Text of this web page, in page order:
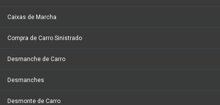
Caixas de Marcha
Compra de Carro Sinistrado
Desmanche de Carro
Desmanches
Desmonte de Carro